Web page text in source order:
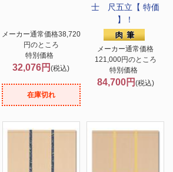
メーカー通常価格38,720
円のところ
特別価格
32,076円(税込)
在庫切れ
士 尺五立【 特価
】！
メーカー通常価格
121,000円のところ
特別価格
84,700円 (税込)